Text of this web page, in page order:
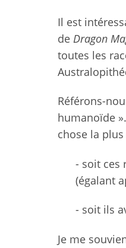
Il est
de Dragon
toutes les
Référons-
humanoïde
chose la
- soit ces
(égalant
- soit ils
Je me